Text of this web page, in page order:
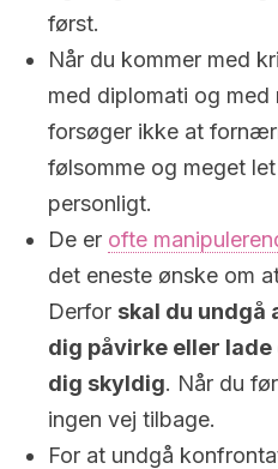
først.
Når du kommer med
med diplomati og med
forsøger ikke at
følsomme og meget
personligt.
De er ofte
det eneste ønske om
Derfor skal du undgå
dig påvirke eller
dig skyldig. Når du
ingen vej tilbage.
For at undgå